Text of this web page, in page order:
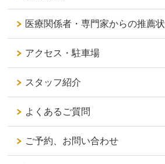
医療関係者・専門家からの推薦状
アクセス・駐車場
スタッフ紹介
よくあるご質問
ご予約、お問い合わせ